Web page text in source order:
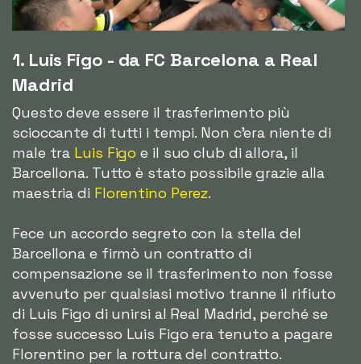
1. Luis Figo - da FC Barcelona a Real
Madrid
Questo deve essere il trasferimento più
scioccante di tutti i tempi. Non c'era niente di
male tra Luis Figo e il suo club di allora, il
Barcellona. Tutto è stato possibile grazie alla
maestria di Florentino Perez.
Fece un accordo segreto con la stella del
Barcellona e firmò un contratto di
compensazione se il trasferimento non fosse
avvenuto per qualsiasi motivo tranne il rifiuto
di Luis Figo di unirsi al Real Madrid, perché se
fosse successo Luis Figo era tenuto a pagare
Florentino per la rottura del contratto.